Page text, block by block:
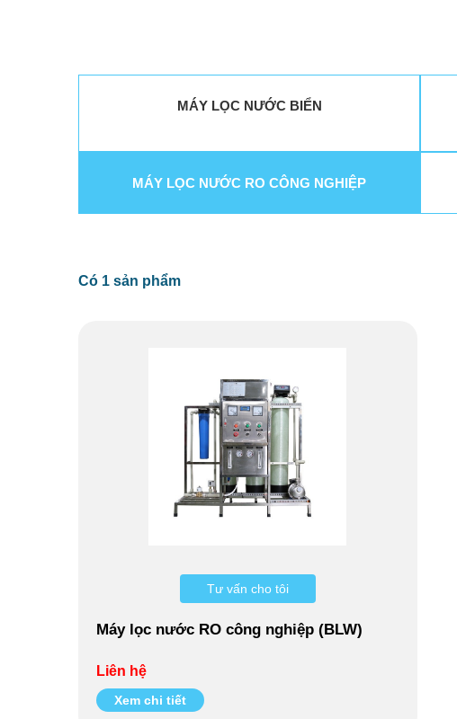
MÁY LỌC NƯỚC BIỂN
MÁY LỌC NƯỚC RO CÔNG NGHIỆP
Có 1 sản phẩm
Tư vấn cho tôi
Máy lọc nước RO công nghiệp (BLW)
Liên hệ
Xem chi tiết